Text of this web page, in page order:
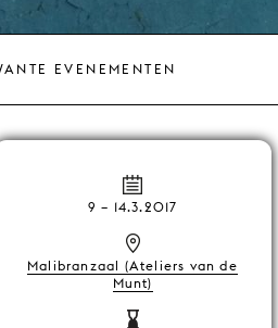
EVENEMENTEN
9 – 14.3.2017
Malibranzaal (Ateliers van de
Munt)